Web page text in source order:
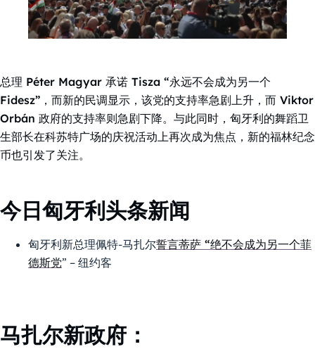
总理 Péter Magyar 承诺 Tisza “永远不会成为另一个
Fidesz”，而新的民调显示，该党的支持率急剧上升，而 Viktor
Orbán 政府的支持率则急剧下降。与此同时，匈牙利的舞蹈卫
生部长在科苏特广场的庆祝活动上再次成为焦点，新的福林纪念
币也引发了关注。
今日匈牙利头条新闻
匈牙利新总理佩特-马扎尔誓言蒂萨 “绝不会成为另一个菲
德斯党” – 纽约客
马扎尔新政府：